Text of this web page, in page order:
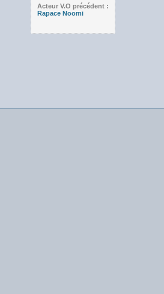
Acteur V.O précédent :
Rapace Noomi